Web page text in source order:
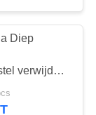
Diep
verwijdert